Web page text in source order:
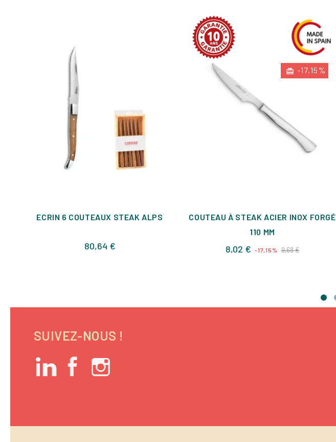
ECRIN 6 COUTEAUX STEAK ALPS
80,64 €Prix
-17,15%
COUTEAU À STEAK ACIER INOX FORGÉ
110 MM
8,02 € Prix
-17,15% 9,68 €Prix
SUIVEZ-NOUS !